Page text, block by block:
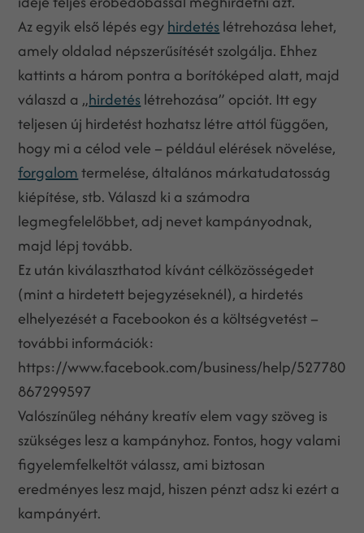
Az egyik első lépés egyhirdetés létrehozása lehet,
amely oldalad népszerűsítését szolgálja. Ehhez
kattints a három pontra a borítóképed alatt, majd
válaszd a „hirdetés létrehozása” opciót. Itt egy
teljesen új hirdetést hozhatsz létre attól függően,
hogy mi a célod vele – például elérések növelése,
forgalomtermelése, általános márkatudatosság
kiépítése, stb. Válaszd ki a számodra
legmegfelelőbbet, adj nevet kampányodnak,
majd lépj tovább.
Ez után kiválaszthatod kívánt célközösségedet
(mint a hirdetett bejegyzéseknél), a hirdetés
elhelyezését a Facebookon és a költségvetést –
további információk:
https://www.facebook.com/business/help/527780
867299597
Valószínűleg néhány kreatív elem vagy szöveg is
szükséges lesz a kampányhoz. Fontos, hogy valami
figyelemfelkeltőt válassz, ami biztosan
eredményes lesz majd, hiszen pénzt adsz ki ezért a
kampányért.